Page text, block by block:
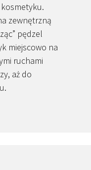
kosmetyku.
zewnętrzną
pędzel
miejscowo na
ruchami
aż do